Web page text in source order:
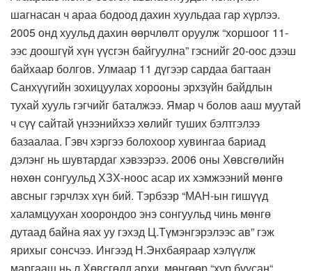
шагнасан ч араа бодоод дахин хуульдаа гар хүрлээ.
2005 онд хуульд дахин өөрчлөлт оруулж “хоршоог 11-
ээс доошгүй хүн үүсгэн байгуулна” гэснийг 20-оос дээш
байхаар болгов. Улмаар 11 дүгээр сардаа багтаан
Санхүүгийн зохицуулах хорооны эрхзүйн байдлын
тухай хууль гэгчийг баталжээ. Ямар ч болов ааш муутай
ч сүү сайтай үнээнийхээ хөлийг туших бэлтгэлээ
базаалаа. Гэвч хэргээ болохоор хувингаа бариад
дэлэнг нь шувтардаг хэвээрээ. 2006 оны Хөвсгөлийн
нөхөн сонгуульд ХЗХ-ноос асар их хэмжээний мөнгө
авсныг гэрчлэх хүн бий. Тэрбээр “МАН-ын гишүүд
халамцуухан хоорондоо энэ сонгуульд чинь мөнгө
дутаад байна яах уу гэхэд Ц.Түмэнгэрэлээс ав” гэж
ярихыг сонсчээ. Ингээд Н.Энхбаяраар хэлүүлж
маргааш нь л Хөвсгөлд архи, мөнгөөр “хур буусан“